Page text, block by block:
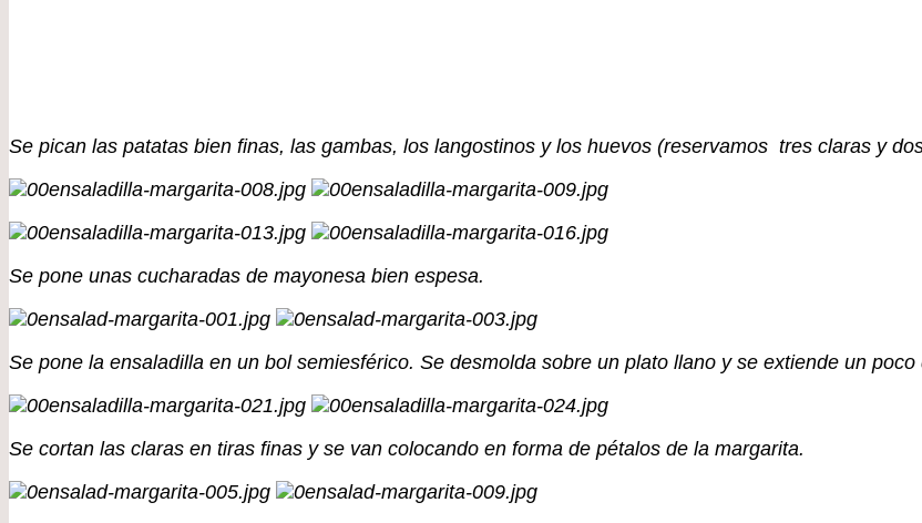
Se pican las patatas bien finas, las gambas, los langostinos y los huevos (reservamos tres claras y
Se pone unas cucharadas de mayonesa bien espesa.
Se pone la ensaladilla en un bol semiesférico. Se desmolda sobre un plato llano y se extiende un poco
Se cortan las claras en tiras finas y se van colocando en forma de pétalos de la margarita.